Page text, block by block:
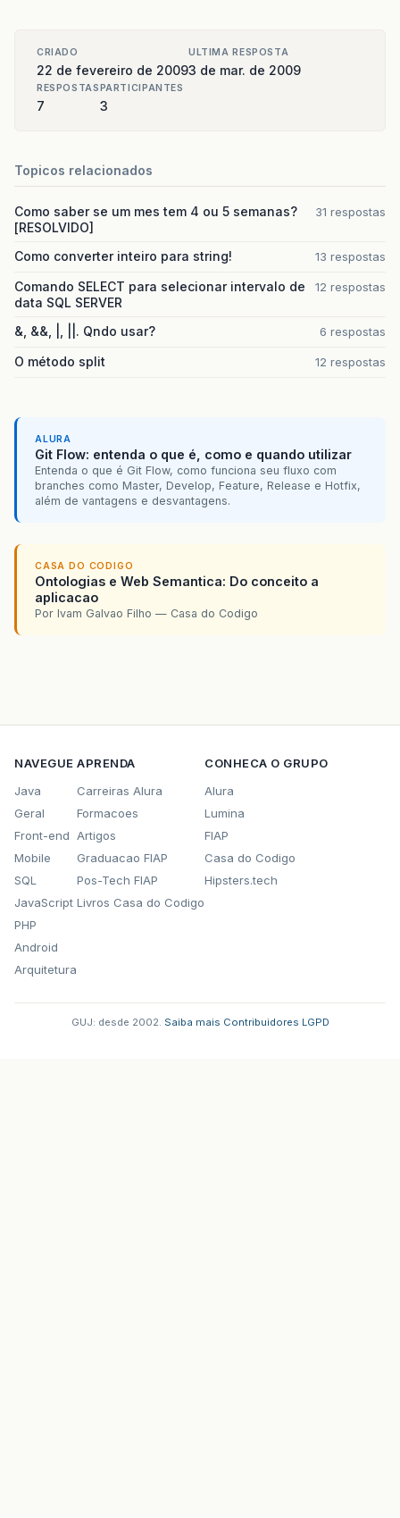
CRIADO
22 de fevereiro de 2009
ULTIMA RESPOSTA
3 de mar. de 2009
RESPOSTAS
7
PARTICIPANTES
3
Topicos relacionados
Como saber se um mes tem 4 ou 5 semanas?
[RESOLVIDO]
31 respostas
Como converter inteiro para string! 13 respostas
Comando SELECT para selecionar intervalo de
data SQL SERVER
12 respostas
&, &&, |, ||. Qndo usar? 6 respostas
O método split 12 respostas
ALURA
Git Flow: entenda o que é, como e quando utilizar
Entenda o que é Git Flow, como funciona seu fluxo com
branches como Master, Develop, Feature, Release e Hotfix,
além de vantagens e desvantagens.
CASA DO CODIGO
Ontologias e Web Semantica: Do conceito a
aplicacao
Por Ivam Galvao Filho — Casa do Codigo
NAVEGUE
Java
Geral
Front-end
Mobile
SQL
JavaScript
PHP
Android
Arquitetura
APRENDA
Carreiras Alura
Formacoes
Artigos
Graduacao FIAP
Pos-Tech FIAP
Livros Casa do Codigo
CONHECA O GRUPO
Alura
Lumina
FIAP
Casa do Codigo
Hipsters.tech
GUJ: desde 2002. Saiba mais Contribuidores LGPD